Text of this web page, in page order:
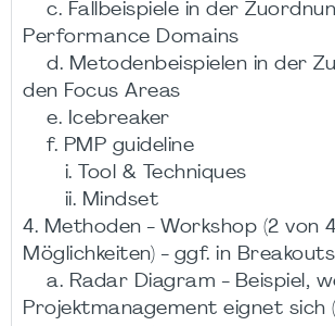
c. Fallbeispiele in der
Performance Domains
d. Metodenbeispielen in der
den Focus Areas
e. Icebreaker
f. PMP guideline
i. Tool & Techniques
ii. Mindset
4. Methoden - Workshop (2 von 4
Möglichkeiten) - ggf. in Breakouts
a. Radar Diagram - Beispiel,
Projektmanagement eignet sich